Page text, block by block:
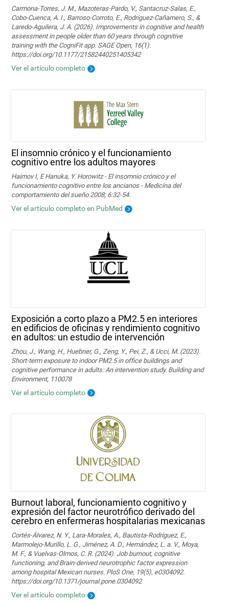
Carmona-Torres, J. M., Mazoteras-Pardo, V., Santacruz-Salas, E.,
Cobo-Cuenca, A. I., Barroso-Corroto, E., Rodríguez-Cañamero, S., &
Laredo-Aguilera, J. A. (2026). Improvements in cognitive and health
assessment in people older than 60 years through cognitive
training with the CogniFit app. SAGE Open, 16(1).
https://doi.org/10.1177/21582440251405342
Ver el artículo completo
El insomnio crónico y el funcionamiento
cognitivo entre los adultos mayores
Haimov I, E Hanuka, Y. Horowitz - El insomnio crónico y el
funcionamiento cognitivo entre los ancianos - Medicina del
comportamiento del sueño 2008; 6:32-54.
Ver el artículo completo en PubMed
Exposición a corto plazo a PM2.5 en interiores
en edificios de oficinas y rendimiento cognitivo
en adultos: un estudio de intervención
Zhou, J., Wang, H., Huebner, G., Zeng, Y., Pei, Z., & Ucci, M. (2023).
Short-term exposure to indoor PM2.5 in office buildings and
cognitive performance in adults: An intervention study. Building and
Environment, 110078
Ver el artículo completo
Burnout laboral, funcionamiento cognitivo y
expresión del factor neurotrófico derivado del
cerebro en enfermeras hospitalarias mexicanas
Cortés-Álvarez, N. Y., Lara-Morales, A., Bautista-Rodríguez, E.,
Marmolejo-Murillo, L. G., Jiménez, A. D., Hernández, L. a. V., Moya,
M. F., & Vuelvas-Olmos, C. R. (2024). Job burnout, cognitive
functioning, and Brain-derived neurotrophic factor expression
among hospital Mexican nurses. PloS One, 19(5), e0304092.
https://doi.org/10.1371/journal.pone.0304092
Ver el artículo completo